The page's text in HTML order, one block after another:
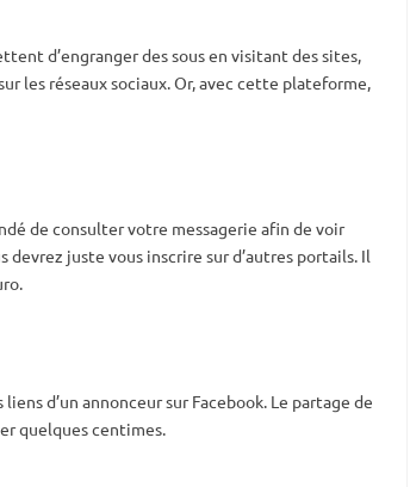
d’engranger des sous en visitant des sites,
les réseaux sociaux. Or, avec cette plateforme,
de consulter votre messagerie afin de voir
juste vous inscrire sur d’autres portails. Il
d’un annonceur sur Facebook. Le partage de
quelques centimes.